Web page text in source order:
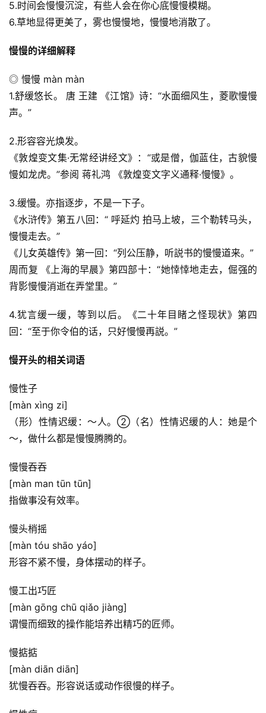
5.时间会慢慢沉淀，有些人会在你心底慢慢模糊。
6.草地显得更美了，雾也慢慢地，慢慢地消散了。
慢慢的详细解释
◎ 慢慢 màn màn
1.舒缓悠长。 唐 王建 《江馆》诗：“水面细风生，菱歌慢慢
声。”
2.形容容光焕发。
《敦煌变文集·无常经讲经文》：“或是僧，伽蓝住，古貌慢
慢如龙虎。”参阅 蒋礼鸿 《敦煌变文字义通释·慢慢》。
3.缓慢。亦指逐步，不是一下子。
《水浒传》第五八回：“ 呼延灼 拍马上坡，三个勒转马头，
慢慢走去。”
《儿女英雄传》第一回：“列公压静，听説书的慢慢道来。”
周而复 《上海的早晨》第四部十：“她悻悻地走去，倔强的
背影慢慢消逝在弄堂里。”
4.犹言缓一缓，等到以后。《二十年目睹之怪现状》第四
回：“至于你令伯的话，只好慢慢再説。”
慢开头的相关词语
慢性子
[màn xìng zi]
（形）性情迟缓：～人。②（名）性情迟缓的人：她是个
～，做什么都是慢慢腾腾的。
慢慢吞吞
[màn man tūn tūn]
指做事没有效率。
慢头梢摇
[màn tóu shāo yáo]
形容不紧不慢，身体摆动的样子。
慢工出巧匠
[màn gōng chū qiǎo jiàng]
谓慢而细致的操作能培养出精巧的匠师。
慢掂掂
[màn diān diān]
犹慢吞吞。形容说话或动作很慢的样子。